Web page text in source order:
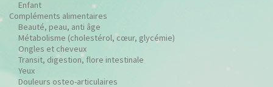
Enfant
Compléments alimentaires
Beauté, peau, anti âge
Métabolisme (cholestérol, cœur, glycémie)
Ongles et cheveux
Transit, digestion, flore intestinale
Yeux
Douleurs osteo-articulaires